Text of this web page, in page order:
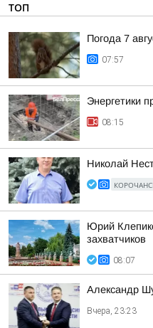
ТОП
Погода 7
07:57
Энергетики
08:15
Николай
Юрий
захватчиков
08:07
Александр
Вчера, 23:23